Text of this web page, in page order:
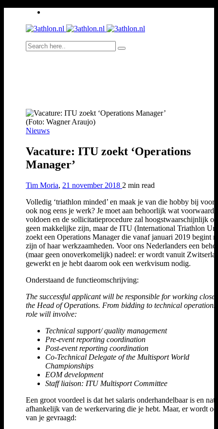
(Foto: Wagner Araujo)
Nieuws
Vacature: ITU zoekt ‘Operations
Manager’
Tim Moria, 21 november 2018 2 min read
Volledig ‘triathlon minded’ en maak je van die hobby bij
ook nog eens je werk? Je moet aan behoorlijk wat
voldoen en de sollicitatieprocedure zal hoogstwaarschijnlijk
geen makkelijke zijn, maar de ITU (International Triathlon
zoekt een Operations Manager die vanaf januari 2019 begint
zijn of haar werkzaamheden. Voor ons Nederlanders een
(maar geen onoverkomelijk) nadeel: er wordt vanuit
gewerkt en je hebt daarom ook een werkvisum nodig.
Onderstaand de functieomschrijving:
The successful applicant will be responsible for working
the Head of Operations. From bidding to technical
role will involve:
Technical support/ quality management
Pre-event reporting coordination
Post-event reporting coordination
Co-Technical Delegate of the Multisport World
Championships
EOM development
Staff liaison: ITU Multisport Committee
Een groot voordeel is dat het salaris onderhandelbaar is en
afhankelijk van de werkervaring die je hebt. Maar, er wordt
van je gevraagd: